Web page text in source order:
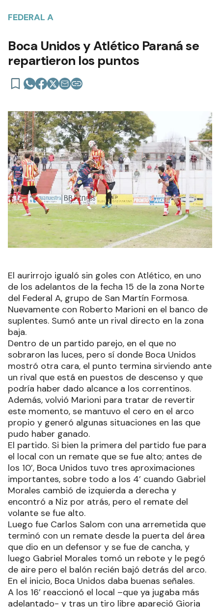
FEDERAL A
Boca Unidos y Atlético Paraná se
repartieron los puntos
El aurirrojo igualó sin goles con Atlético, en uno
de los adelantos de la fecha 15 de la zona Norte
del Federal A, grupo de San Martín Formosa.
Nuevamente con Roberto Marioni en el banco de
suplentes. Sumó ante un rival directo en la zona
baja.
Dentro de un partido parejo, en el que no
sobraron las luces, pero sí donde Boca Unidos
mostró otra cara, el punto termina sirviendo ante
un rival que está en puestos de descenso y que
podría haber dado alcance a los correntinos.
Además, volvió Marioni para tratar de revertir
este momento, se mantuvo el cero en el arco
propio y generó algunas situaciones en las que
pudo haber ganado.
El partido. Si bien la primera del partido fue para
el local con un remate que se fue alto; antes de
los 10’, Boca Unidos tuvo tres aproximaciones
importantes, sobre todo a los 4’ cuando Gabriel
Morales cambió de izquierda a derecha y
encontró a Niz por atrás, pero el remate del
volante se fue alto.
Luego fue Carlos Salom con una arremetida que
terminó con un remate desde la puerta del área
que dio en un defensor y se fue de cancha, y
luego Gabriel Morales tomó un rebote y le pegó
de aire pero el balón recién bajó detrás del arco.
En el inicio, Boca Unidos daba buenas señales.
A los 16’ reaccionó el local –que ya jugaba más
adelantado- y tras un tiro libre apareció Gioria